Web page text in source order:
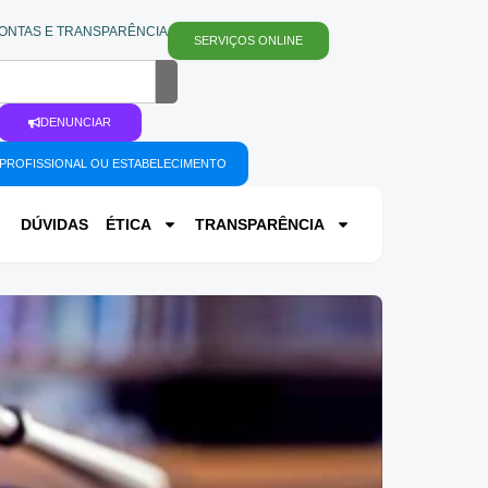
E TRANSPARÊNCIA
SERVIÇOS ONLINE
DENUNCIAR
OU ESTABELECIMENTO
DÚVIDAS ÉTICA TRANSPARÊNCIA